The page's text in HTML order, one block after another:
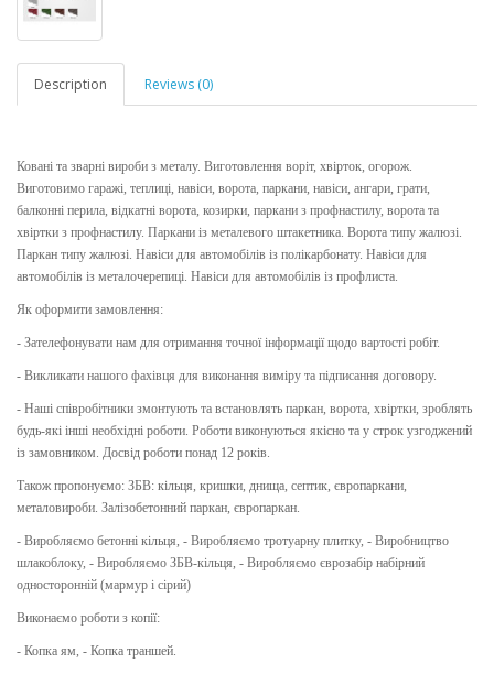
Description Reviews (0)
Ковані та зварні вироби з металу. Виготовлення воріт, хвірток, огорож.
Виготовимо гаражі, теплиці, навіси, ворота, паркани, навіси, ангари, грати,
балконні перила, відкатні ворота, козирки, паркани з профнастилу, ворота та
хвіртки з профнастилу. Паркани із металевого штакетника. Ворота типу жалюзі.
Паркан типу жалюзі. Навіси для автомобілів із полікарбонату. Навіси для
автомобілів із металочерепиці. Навіси для автомобілів із профлиста.
Як оформити замовлення:
- Зателефонувати нам для отримання точної інформації щодо вартості робіт.
- Викликати нашого фахівця для виконання виміру та підписання договору.
- Наші співробітники змонтують та встановлять паркан, ворота, хвіртки, зроблять
будь-які інші необхідні роботи. Роботи виконуються якісно та у строк узгоджений
із замовником. Досвід роботи понад 12 років.
Також пропонуємо: ЗБВ: кільця, кришки, днища, септик, європаркани,
металовироби. Залізобетонний паркан, європаркан.
- Виробляємо бетонні кільця, - Виробляємо тротуарну плитку, - Виробництво
шлакоблоку, - Виробляємо ЗБВ-кільця, - Виробляємо єврозабір набірний
односторонній (мармур і сірий)
Виконаємо роботи з копії:
- Копка ям, - Копка траншей.